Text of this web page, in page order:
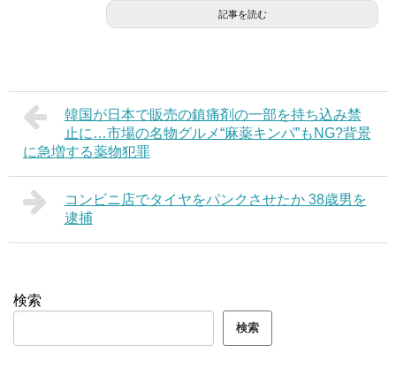
記事を読む
韓国が日本で販売の鎮痛剤の一部を持ち込み禁
止に…市場の名物グルメ“麻薬キンパ”もNG?背景
に急増する薬物犯罪
コンビニ店でタイヤをパンクさせたか 38歳男を
逮捕
検索
検索